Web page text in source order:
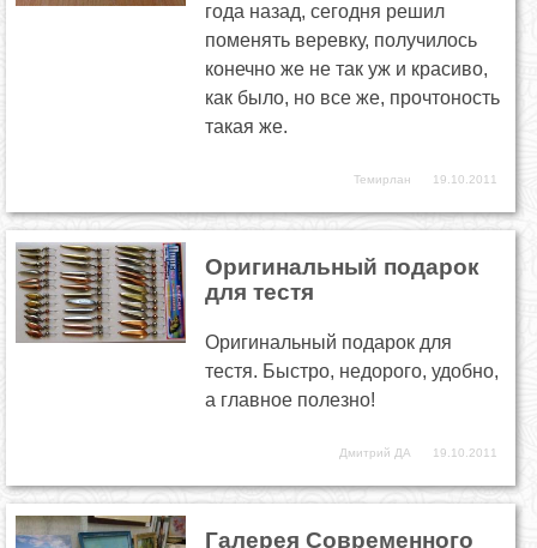
года назад, сегодня решил
поменять веревку, получилось
конечно же не так уж и красиво,
как было, но все же, прочтоность
такая же.
Темирлан 19.10.2011
Оригинальный подарок
для тестя
Оригинальный подарок для
тестя. Быстро, недорого, удобно,
а главное полезно!
Дмитрий ДА 19.10.2011
Галерея Современного